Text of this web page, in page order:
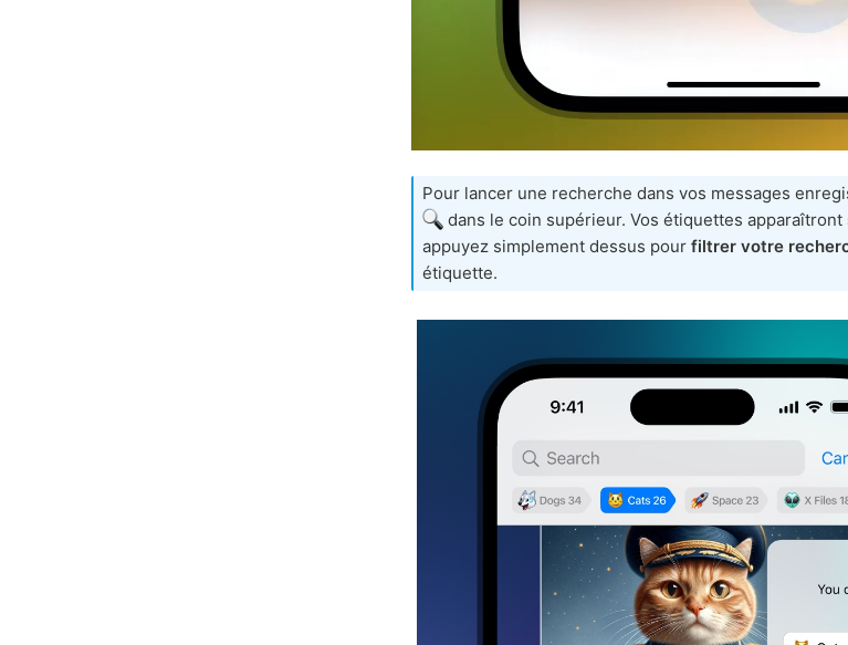
Pour lancer une recherche dans vos messages
dans le coin supérieur. Vos étiquettes apparaîtront
appuyez simplement dessus pour filtrer votre
étiquette.